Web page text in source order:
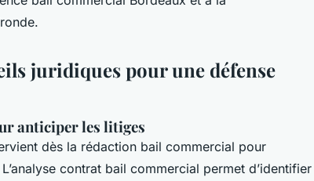
juridiques pour une défense
anticiper les litiges
dès la rédaction bail commercial pour
contrat bail commercial permet d’identifier